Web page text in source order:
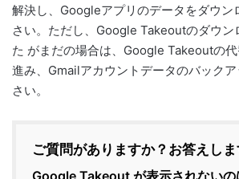
解決し、Googleアプリのデータをダウン
さい。ただし、Google Takeoutのダウン
た がまだの場合は、Google Takeoutの
進み、Gmailアカウントデータのバック
さい。
ご質問がありますか？お答えしま